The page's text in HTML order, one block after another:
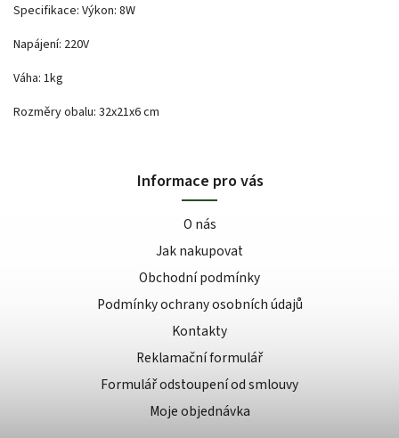
Specifikace: Výkon: 8W
Napájení: 220V
Váha: 1kg
Rozměry obalu: 32x21x6 cm
Informace pro vás
O nás
Jak nakupovat
Obchodní podmínky
Podmínky ochrany osobních údajů
Kontakty
Reklamační formulář
Formulář odstoupení od smlouvy
Moje objednávka